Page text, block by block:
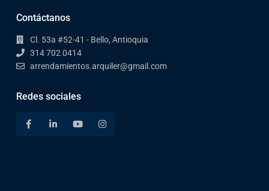
Contáctanos
Cl. 53a #52-41 - Bello, Antioquia
314 702 0414
arrendamientos.arquiler@gmail.com
Redes sociales